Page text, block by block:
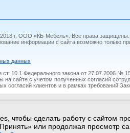
г. ООО «КБ-Мебель». Все права защищены.
информации с сайта возможно только
данных
ст. 10.1 Федерального закона от 27.07.2006
на сайте с учетом полученных согласий
согласий клиентов и в рамках требований
чтобы сделать работу с сайтом
или продолжая просмотр